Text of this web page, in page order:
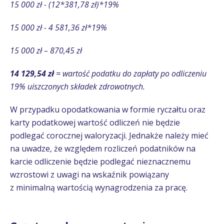
15 000 zł - (12*381,78 zł)*19%
15 000 zł - 4 581,36 zł*19%
15 000 zł – 870,45 zł
14 129,54 zł= wartość podatku do zapłaty po odliczeniu
19% uiszczonych składek zdrowotnych.
W przypadku opodatkowania w formie ryczałtu oraz
karty podatkowej wartość odliczeń nie będzie
podlegać corocznej waloryzacji. Jednakże należy mieć
na uwadze, że względem rozliczeń podatników na
karcie odliczenie będzie podlegać nieznacznemu
wzrostowi z uwagi na wskaźnik powiązany
z minimalną wartością wynagrodzenia za pracę.